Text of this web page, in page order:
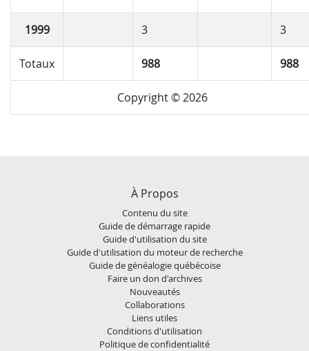
1999 3 3
Totaux 988 988
Copyright © 2026
À Propos
Contenu du site
Guide de démarrage rapide
Guide d'utilisation du site
Guide d'utilisation du moteur de recherche
Guide de généalogie québécoise
Faire un don d'archives
Nouveautés
Collaborations
Liens utiles
Conditions d'utilisation
Politique de confidentialité